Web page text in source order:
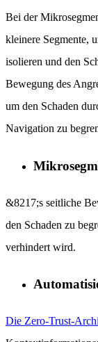
Bei der
kleinere Segmente,
isolieren und den
Bewegung des
um den Schaden
Navigation zu
&8217;s seitliche
den Schaden zu
verhindert wird.
Die Zero-Trust-